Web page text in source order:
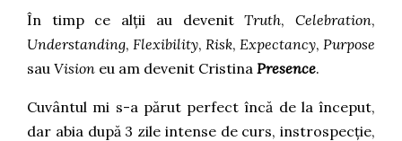
În timp ce alții au devenitTruth,Celebration,
Understanding, Flexibility, Risk, Expectancy, Purpose
sau Vision eu am devenit Cristina Presence.
Cuvântul mi s-a părut perfect încă de la început,
dar abia după 3 zile intense de curs, instrospecție,